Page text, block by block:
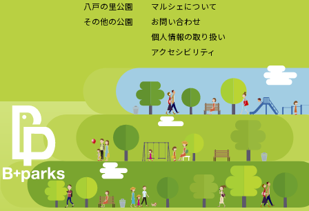
八戸の里公園
その他の公園
マルシェについて
お問い合わせ
個人情報の取り扱い
アクセシビリティ